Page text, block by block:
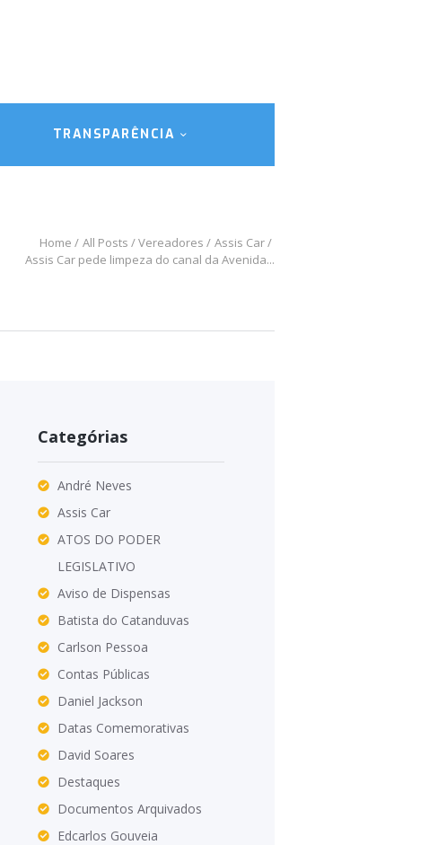
TRANSPARÊNCIA
Home All Posts Vereadores
Assis Car
Assis Car pede limpeza do canal da Avenida...
Categórias
André Neves
Assis Car
ATOS DO PODER
LEGISLATIVO
Aviso de Dispensas
Batista do Catanduvas
Carlson Pessoa
Contas Públicas
Daniel Jackson
Datas Comemorativas
David Soares
Destaques
Documentos Arquivados
Edcarlos Gouveia